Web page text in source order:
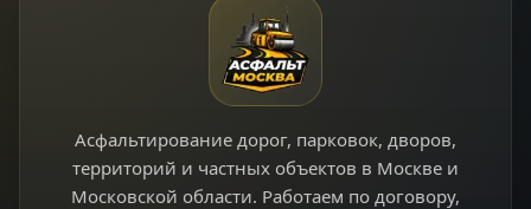
Асфальтирование дорог, парковок, дворов,
территорий и частных объектов в Москве и
Московской области. Работаем по договору,